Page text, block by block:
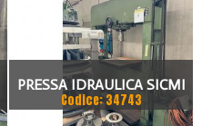
PRESSA IDRAULICA SICMI
CON PISTONE MOBILE 100
Codice: 34743